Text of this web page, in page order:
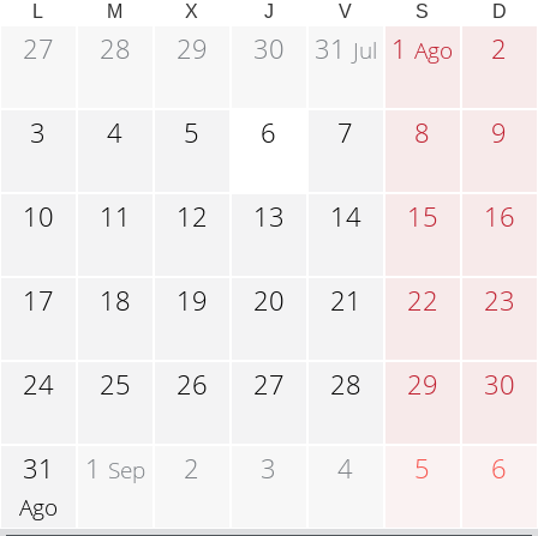
L M X J V S D
27 28 29 30 31 Jul 1Ago 2
3 4 5 6 7 8 9
10 11 12 13 14 15 16
17 18 19 20 21 22 23
24 25 26 27 28 29 30
31
Ago
1 Sep 2 3 4 5 6